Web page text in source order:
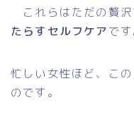
これらはただの贅沢
たらすセルフケアです
忙しい女性ほど、こ
のです。